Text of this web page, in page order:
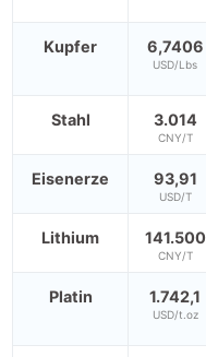
Kupfer 6,7406
USD/Lbs
Stahl 3.014
CNY/T
Eisenerze 93,91
USD/T
Lithium 141.500
CNY/T
Platin 1.742,1
USD/t.oz